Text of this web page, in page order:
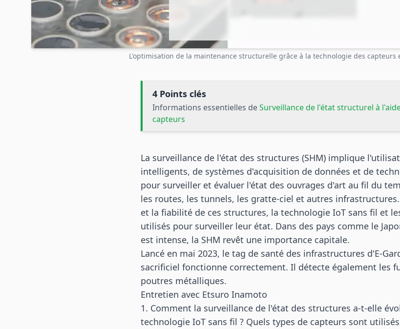
L'optimisation de la maintenance structurelle grâce à la technologie des capteurs
4 Points clés
Informations essentielles deSurveillance de l'état structurel à
capteurs
La surveillance de l'état des structures (SHM) implique
intelligents, de systèmes d'acquisition de données et de
pour surveiller et évaluer l'état des ouvrages d'art au fil du
les routes, les tunnels, les gratte-ciel et autres
et la fiabilité de ces structures, la technologie IoT sans fil et
utilisés pour surveiller leur état. Dans des pays comme le
est intense, la SHM revêt une importance capitale.
Lancé en mai 2023, le tag de santé des infrastructures d'E-
sacrificiel fonctionne correctement. Il détecte également les
poutres métalliques.
Entretien avec Etsuro Inamoto
1. Comment la surveillance de l'état des structures a-t-elle
technologie IoT sans fil ? Quels types de capteurs sont